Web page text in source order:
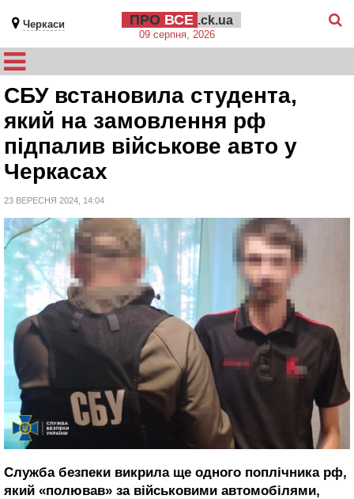
Черкаси ПРО ВСЕ .ck.ua
09 серпня, 2026
CБУ встановила студента,
який на замовлення рф
підпалив військове авто у
Черкасах
23 ВЕРЕСНЯ 2024, 14:04
Служба безпеки викрила ще одного поплічника рф,
який «полював» за військовими автомобілями,